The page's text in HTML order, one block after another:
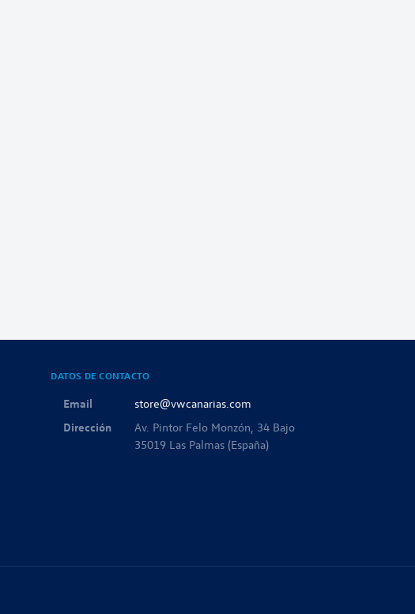
DATOS DE CONTACTO
Email
store@vwcanarias.com
Dirección
Av. Pintor Felo Monzón, 34 Bajo
35019 Las Palmas (España)